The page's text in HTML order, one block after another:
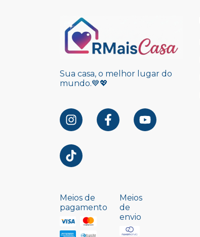
Sua casa, o melhor lugar do
mundo.💙💖
Meios de
pagamento
Meios
de
envio